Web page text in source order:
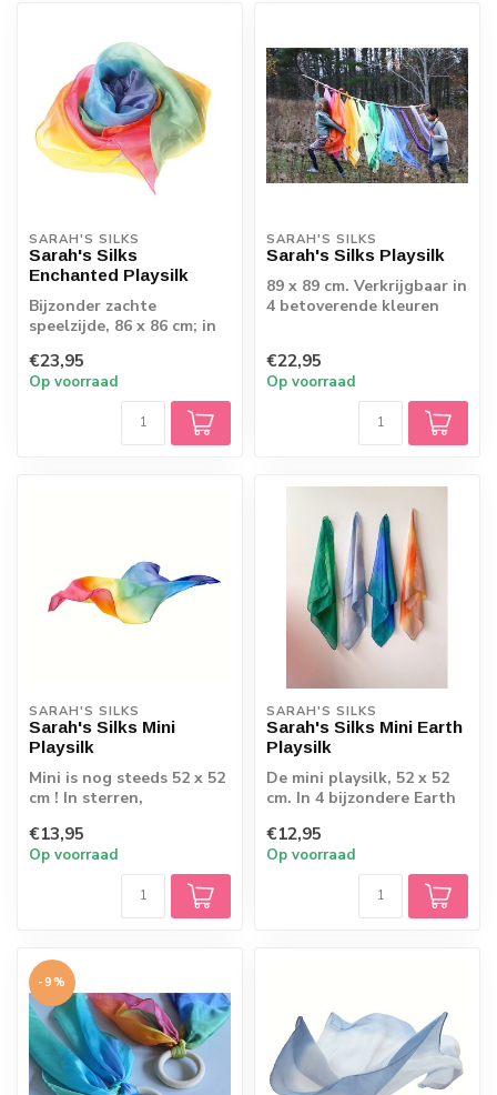
SARAH'S SILKS
Sarah's Silks
Enchanted Playsilk
Bijzonder zachte
speelzijde, 86 x 86 cm; in
bloesem
€23,95
Op voorraad
SARAH'S SILKS
Sarah's Silks Playsilk
89 x 89 cm. Verkrijgbaar in
4 betoverende kleuren
€22,95
Op voorraad
SARAH'S SILKS
Sarah's Silks Mini
Playsilk
Mini is nog steeds 52 x 52
cm ! In sterren,
€13,95
Op voorraad
SARAH'S SILKS
Sarah's Silks Mini Earth
Playsilk
De mini playsilk, 52 x 52
cm. In 4 bijzondere Earth
€12,95
Op voorraad
-9%